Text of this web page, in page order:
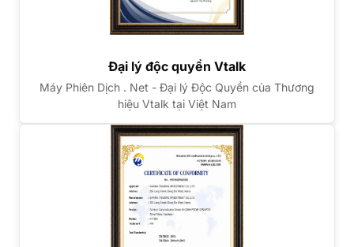
Đại lý độc quyền Vtalk
Máy Phiên Dịch . Net - Đại lý Độc Quyền của Thương
hiệu Vtalk tại Việt Nam